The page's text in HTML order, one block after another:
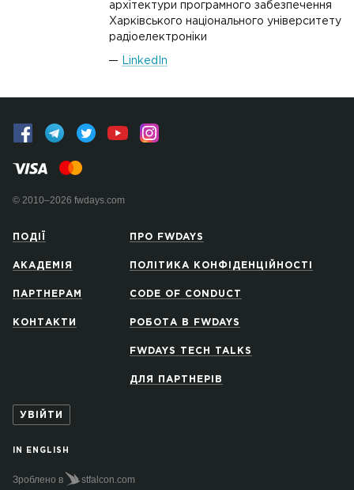
архітектури програмного забезпечення
Харківського національного університету
радіоелектроніки
LinkedIn
© 2010–2026 fwdays.com
ПОДІЇ
АКАДЕМІЯ
ПАРТНЕРАМ
КОНТАКТИ
ПРО FWDAYS
ПОЛІТИКА КОНФІДЕНЦІЙНОСТІ
CODE OF CONDUCT
РОБОТА В FWDAYS
FWDAYS TECH TALKS
ДЛЯ ПАРТНЕРІВ
УВІЙТИ
IN ENGLISH
Зроблено в stfalcon.com